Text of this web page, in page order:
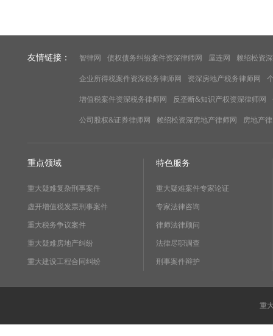
友情链接： 智律网 债权债务纠纷案件资深律师网 屋连网 赖绍松资
企业所得税案件资深税务律师网 资深房地产税务律师网
增值税案件资深税务律师网 反垄断&知识产权资深律师网
公司股权&证券律师网 赖绍松资深房地产律师网 房地产
重点领域
重大疑难复杂刑事案件
虚开增值税发票刑事案件
重大税务争议案件
重大疑难房地产纠纷
重大建设工程合同纠纷
特色服务
重大疑难案件专家论证
专家法律咨询
律师法律顾问
法律尽职调查
刑事案件辩护
重